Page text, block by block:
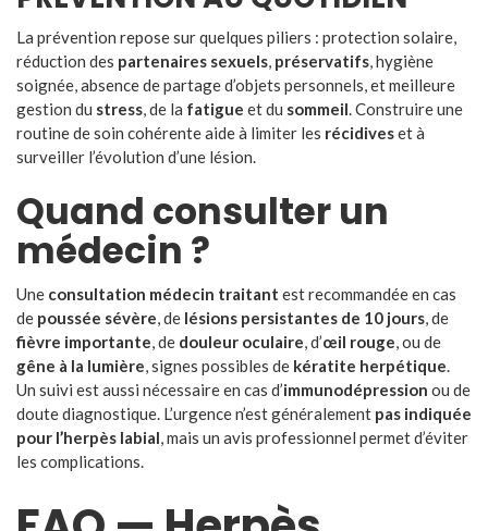
La prévention repose sur quelques piliers : protection solaire,
réduction des partenaires sexuels, préservatifs, hygiène
soignée, absence de partage d’objets personnels, et meilleure
gestion du stress, de la fatigue et du sommeil. Construire une
routine de soin cohérente aide à limiter les récidiveset à
surveiller l’évolution d’une lésion.
Quand consulter un
médecin ?
Une consultation médecin traitant est recommandée en cas
de poussée sévère, de lésions persistantes de 10 jours, de
fièvre importante, de douleur oculaire, d’œil rouge, ou de
gêne à la lumière, signes possibles de kératite herpétique.
Un suivi est aussi nécessaire en cas d’immunodépression ou de
doute diagnostique. L’urgence n’est généralement pas indiquée
pour l’herpès labial, mais un avis professionnel permet d’éviter
les complications.